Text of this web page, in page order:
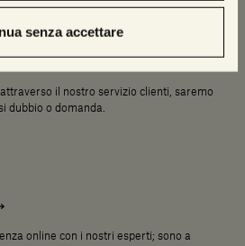
senza accettare
il nostro servizio clienti, saremo
dubbio o domanda.
online con i nostri esperti; sono a